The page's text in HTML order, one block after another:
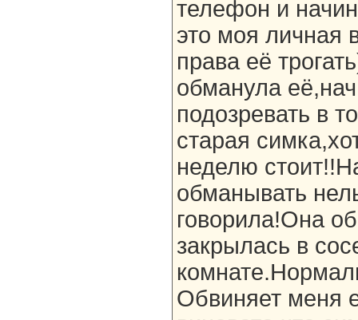
телефон и
это моя личная
права её
обманула
подозревать в
старая
неделю
обманывать
говорила!Она
закрылась в
Обвиняет меня